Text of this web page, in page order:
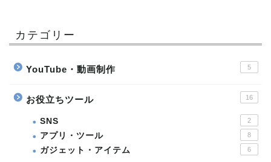
カテゴリー
YouTube・動画制作 5
お役立ちツール 16
SNS 2
アプリ・ツール 8
ガジェット・アイテム 6